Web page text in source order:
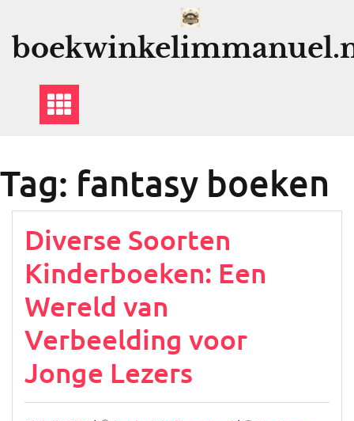
Tag: fantasy boeken
Diverse Soorten
Kinderboeken: Een
Wereld van
Verbeelding voor
Jonge Lezers